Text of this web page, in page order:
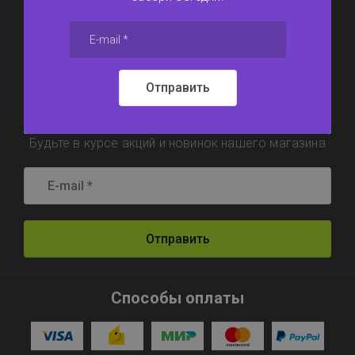
6117311@mail.ru
Подпишитесь !
Будьте в курсе акций и новинок нашего магазина
Отправить
Способы оплаты
Отправить